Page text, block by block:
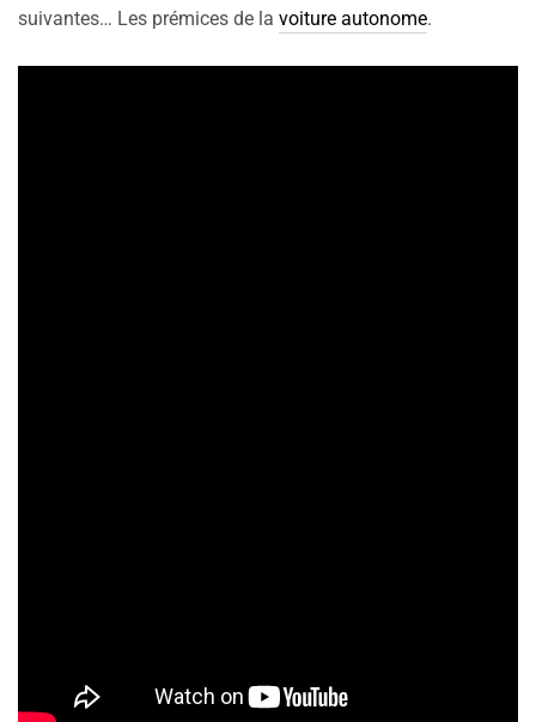
suivantes… Les prémices de la voiture autonome.